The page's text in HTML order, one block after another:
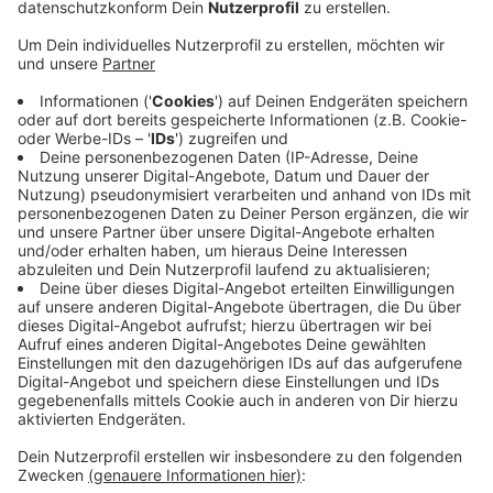
Passiert ist der Vorfall laut Polizei im Parkhaus am
Kaiser-Wilhelm-Ring in der Innenstadt. Gegen zwanzig
vor vier in der Nacht hat demnach das Notrufsystem
des Autos ausgelöst. Nach ersten Auswertungen der
Unfallspuren vor Ort hat der Mann beim Ausfahren aus
der Tiefgarage bei hohem Tempo wohl die Kontrolle
über seinen Wagen verloren und ist gegen eine
Betonwand geprallt. Seine Beifahrerin wurde in dem
Wagen eingeklemmt und kam schwer verletzt ins
Krankenhaus.
Die Polizei bittet Zeugen, die Angaben zum Unfall
machen können, sich zu melden.
Anzeige